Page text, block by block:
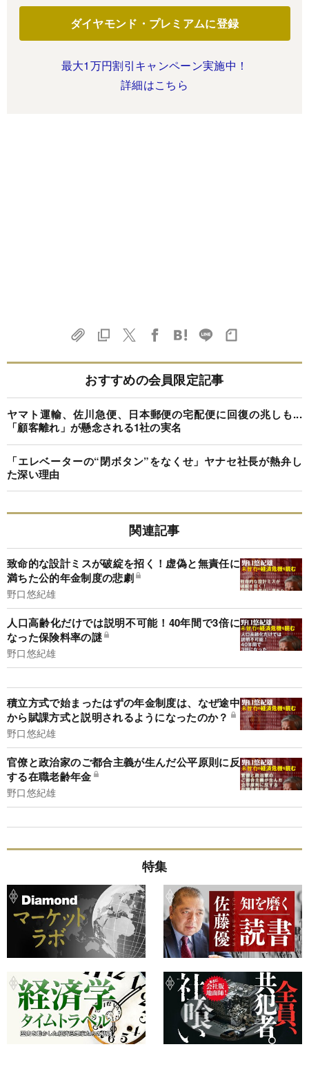
ダイヤモンド・プレミアムに登録
最大1万円割引キャンペーン実施中！
詳細はこちら
おすすめの会員限定記事
ヤマト運輸、佐川急便、日本郵便の宅配便に回復の兆しも...
「顧客離れ」が懸念される1社の実名
「エレベーターの“閉ボタン”をなくせ」ヤナセ社長が熱弁し
た深い理由
関連記事
致命的な設計ミスが破綻を招く！虚偽と無責任に
満ちた公的年金制度の悲劇
野口悠紀雄
人口高齢化だけでは説明不可能！40年間で3倍に
なった保険料率の謎
野口悠紀雄
積立方式で始まったはずの年金制度は、なぜ途中
から賦課方式と説明されるようになったのか？
野口悠紀雄
官僚と政治家のご都合主義が生んだ公平原則に反
する在職老齢年金
野口悠紀雄
特集